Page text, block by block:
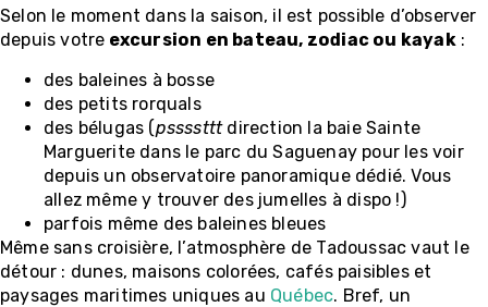
Selon le moment dans la saison, il est possible d’observer
depuis votre excursion en bateau, zodiac ou kayak:
des baleines à bosse
des petits rorquals
des bélugas (pssssttt direction la baie Sainte
Marguerite dans le parc du Saguenay pour les voir
depuis un observatoire panoramique dédié. Vous
allez même y trouver des jumelles à dispo !)
parfois même des baleines bleues
Même sans croisière, l’atmosphère de Tadoussac vaut le
détour : dunes, maisons colorées, cafés paisibles et
paysages maritimes uniques au Québec. Bref, un